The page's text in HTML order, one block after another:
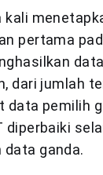
kali
pertama
dari jumlah
data pemilih
diperbaiki
ganda.